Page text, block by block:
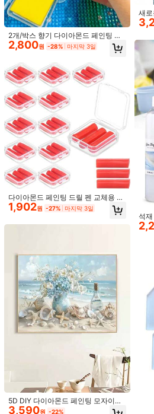
1개 컬러풀 다이아몬드 페인팅 펜, 다
이아몬드 페인팅 펜 세트, 1개 펜 홀더
+ 4개 기능, 레진 드릴 펜 세트, 다이아
몬드 페인팅 펜 세트, DIY 다이아몬드
페인팅 아트, 다이아몬드 아트, 네일
아트를 위한 미니멀리스트 다이아몬
드 페인팅 펜 세트, 7색
1,868 -43% 마지막 3일
다이아몬드 페인트 브러시, 글리터가
다이아몬드 펜 풀 세트, 크리스탈 화병
인레이 및 핸드 자수 - 창의적인 다이
아몬드 페인팅 도구, 공예, DIY 수제 키
0/
보관
세
앨
폴
토
2개/박스 향기 다이아몬드 페인팅 클
레이 DIY 공예용, 다이아몬드 페인팅
도구
2,800원 -28% 마지막 3일
다이아몬드 페인팅 드릴 펜 교체용 왁
스, 박스형 디자인, 다이아몬드 페인팅
액세서리 및 도구
1,902원 -27% 마지막 3일
5D DIY 다이아몬드 페인팅 모자이크
아트웍 - 해안 풍경, 홈 데코레이션, 벽
3,590원 -22%
새
트 -
트
수
임
석
DIY
레